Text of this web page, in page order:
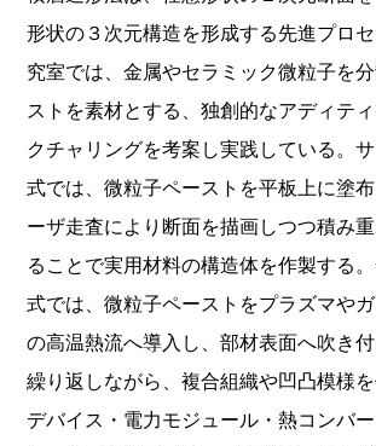
形状の３次元構造を形成する先進プロ
究室では、金属やセラミック微粒子を
ストを素材とする、独創的なアディテ
クチャリングを考案し実践している。
式では、微粒子ペーストを平板上に塗
ーザ走査により断面を描画しつつ積み
ることで実用材料の構造体を作製する
式では、微粒子ペーストをプラズマや
の高温熱流へ導入し、部材表面へ吹き
繰り返しながら、複合組織や凹凸模様
デバイス・電力モジュール・熱コンバ